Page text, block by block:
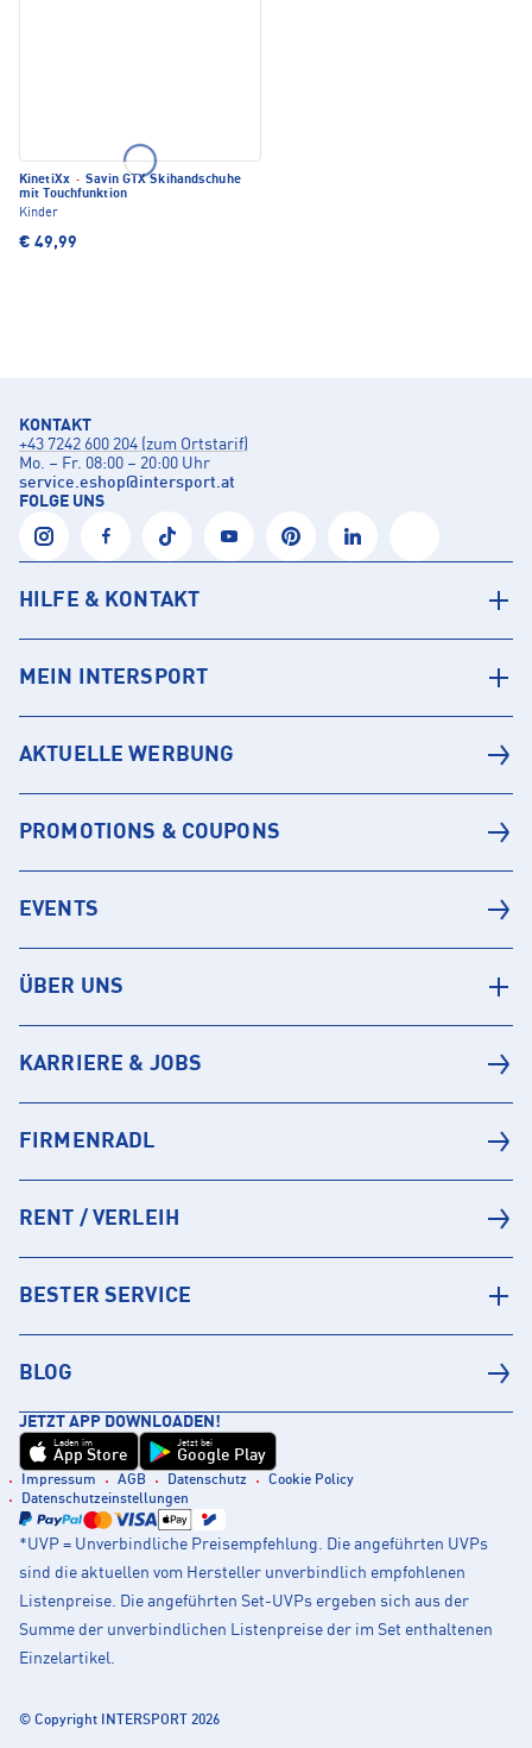
KinetiXx · Savin GTX Skihandschuhe
mit Touchfunktion
Kinder
€ 49,99
KONTAKT
+43 7242 600 204 (zum Ortstarif)
Mo. – Fr. 08:00 – 20:00 Uhr
service.eshop@intersport.at
FOLGE UNS
HILFE & KONTAKT
MEIN INTERSPORT
AKTUELLE WERBUNG
PROMOTIONS & COUPONS
EVENTS
ÜBER UNS
KARRIERE & JOBS
FIRMENRADL
RENT / VERLEIH
BESTER SERVICE
BLOG
JETZT APP DOWNLOADEN!
Laden im
App Store
Jetzt bei
Google Play
Impressum AGB Datenschutz
Cookie Policy
Datenschutzeinstellungen
*UVP = Unverbindliche Preisempfehlung. Die angeführten UVPs
sind die aktuellen vom Hersteller unverbindlich empfohlenen
Listenpreise. Die angeführten Set-UVPs ergeben sich aus der
Summe der unverbindlichen Listenpreise der im Set enthaltenen
Einzelartikel.
© Copyright INTERSPORT 2026